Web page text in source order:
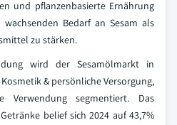
und pflanzenbasierte Ernährung
Bedarf an Sesam als
zu stärken.
wird der Sesamölmarkt in
& persönliche Versorgung,
Verwendung segmentiert. Das
belief sich 2024 auf 43,7%